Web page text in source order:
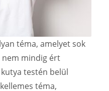
téma, amelyet sok
mindig ért
testén belül
téma,